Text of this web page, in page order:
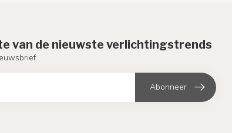
van de nieuwste verlichtingstrends
Abonneer